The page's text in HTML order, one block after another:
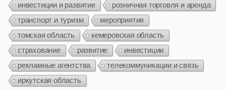
инвестиции и развитие
розничная торговля и аренда
транспорт и туризм
мероприятия
томская область
кемеровская область
страхование
развитие
инвестиции
рекламные агентства
телекоммуникации и связь
иркутская область